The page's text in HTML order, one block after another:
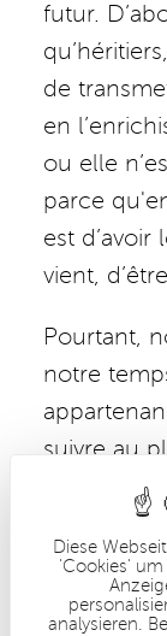
Diese
'Cookies'
analysieren.
futur.
de
en
ou elle
parce
est d’avoir
vient,
Pourtant,
notre
suivre au
homme